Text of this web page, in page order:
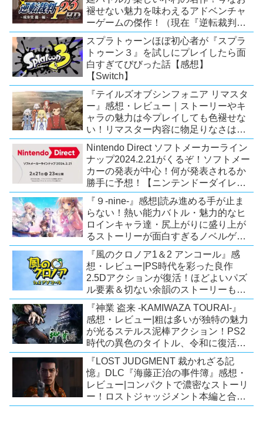
褪せない魅力を味わえるアドベンチャ
ーゲームの傑作！（現在『逆転裁判
123 成歩堂セレクション』が配信中）
スプラトゥーンほぼ初心者が『スプラ
トゥーン３』を試しにプレイしたら面
白すぎてびびった話【感想】
【Switch】
『テイルズオブシンフォニア リマスタ
ー』感想・レビュー｜ストーリーやキ
ャラの魅力は今プレイしても色褪せな
い！リマスター内容に物足りなさはあ
るが、プレイする価値のあるシリーズ
の人気作【Switch/PS4/Xone】
Nintendo Direct ソフトメーカーライン
ナップ2024.2.21がくるぞ！ソフトメー
カーの発表が中心！何が発表されるか
勝手に予想！【ニンテンドーダイレク
ト予想】
『９-nine-』感想|読み進める手が止ま
らない！熱い能力バトル・魅力的なヒ
ロインキャラ達・尻上がりに盛り上が
るストーリーが面白すぎるノベルゲ
ー！【PC/Steam/Switch/PS4】
『風のクロノア1＆2 アンコール』感
想・レビュー|PS時代を彩った良作
2.5Dアクションが復活！ほどよいパズ
ル要素＆切ない余韻のストーリーも魅
力！【Switch/PS5/PS4/Xbox
X|S/Xone/PC】
『神業 盗来 -KAMIWAZA TOURAI-』
感想・レビュー|粗は多いが独特の魅力
が光るステルス泥棒アクション！PS2
時代の異色のタイトル、令和に復活！
【Switch/PS4/Steam】
『LOST JUDGMENT 裁かれざる記
憶』DLC『海藤正治の事件簿』感想・
レビュー|コンパクトで濃密なストーリ
ー！ロストジャッジメント本編と合わ
せておすすめの満足度の高いDLC！